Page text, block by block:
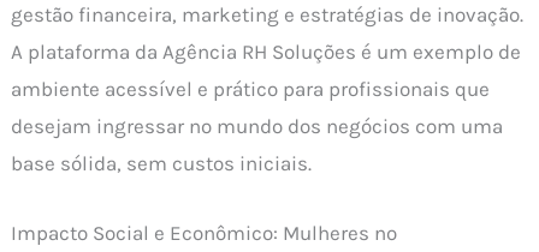
gestão financeira, marketing e estratégias de inovação.
A plataforma da Agência RH Soluções é um exemplo de
ambiente acessível e prático para profissionais que
desejam ingressar no mundo dos negócios com uma
base sólida, sem custos iniciais.
Impacto Social e Econômico: Mulheres no